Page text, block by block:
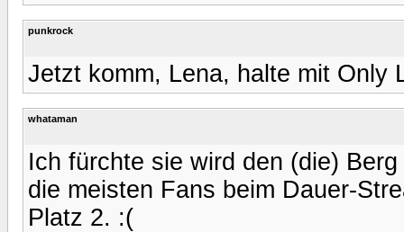
punkrock
Jetzt komm, Lena, halte mit Only
whataman
Ich fürchte sie wird den (die)
die meisten Fans beim Dauer-
Platz 2. :(